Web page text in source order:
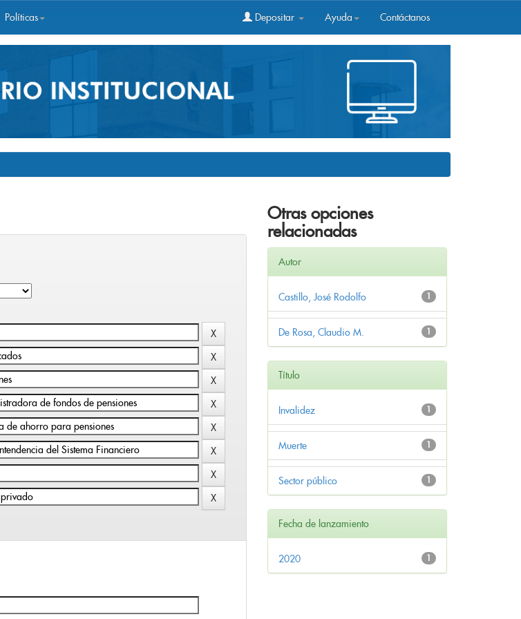
Políticas Depositar Ayuda Contáctanos
Otras opciones
relacionadas
Autor
1
Castillo, José Rodolfo
1
De Rosa, Claudio M.
Título
1
Invalidez
1
Muerte
1
Sector público
Fecha de lanzamiento
1
2020